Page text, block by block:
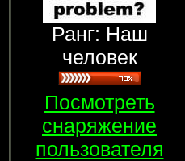
Ранг: Наш
человек
Посмотреть
снаряжение
пользователя